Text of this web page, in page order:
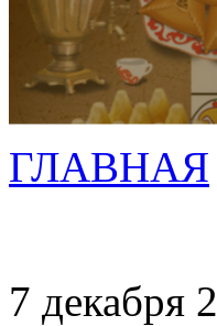
ГЛАВНАЯ
7 декабря